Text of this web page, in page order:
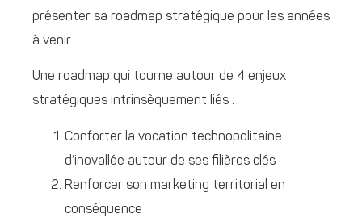
présenter sa roadmap stratégique pour les années
à venir.
Une roadmap qui tourne autour de 4 enjeux
stratégiques intrinsèquement liés :
Conforter la vocation technopolitaine
d’inovallée autour de ses filières clés
Renforcer son marketing territorial en
conséquence